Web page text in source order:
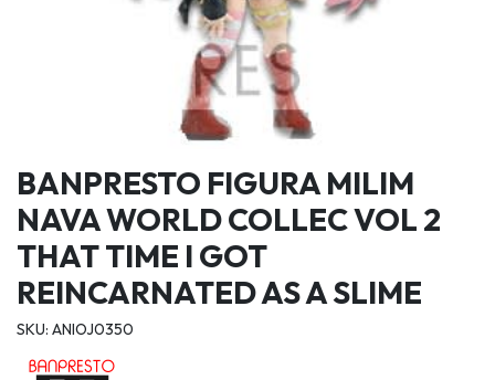
BANPRESTO FIGURA MILIM
NAVA WORLD COLLEC VOL 2
THAT TIME I GOT
REINCARNATED AS A SLIME
SKU: ANIOJ0350